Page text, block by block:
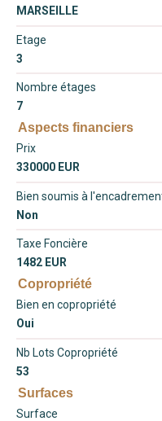
MARSEILLE
Etage
3
Nombre étages
7
Aspects financiers
Prix
330000 EUR
Bien soumis à
Non
Taxe Foncière
1482 EUR
Copropriété
Bien en copropriété
Oui
Nb Lots Copropriété
53
Surfaces
Surface